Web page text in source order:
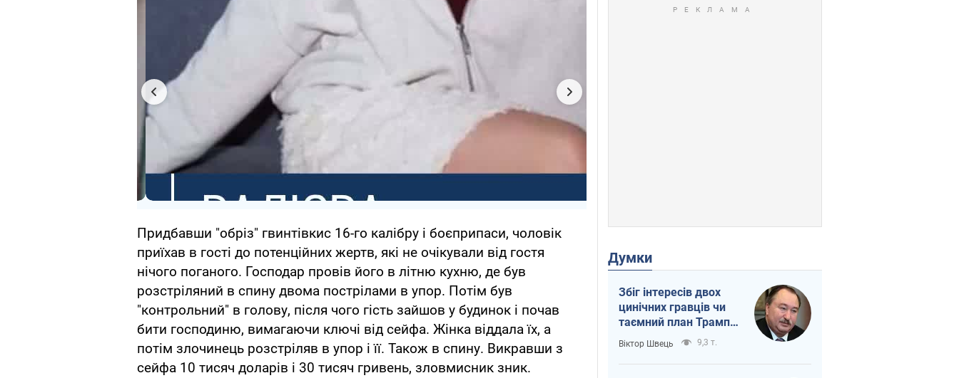
Придбавши "обріз" гвинтівкис 16-го калібру і боєприпаси, чоловік
приїхав в гості до потенційних жертв, які не очікували від гостя
нічого поганого. Господар провів його в літню кухню, де був
розстріляний в спину двома пострілами в упор. Потім був
"контрольний" в голову, після чого гість зайшов у будинок і почав
бити господиню, вимагаючи ключі від сейфа. Жінка віддала їх, а
потім злочинець розстріляв в упор і її. Також в спину. Викравши з
сейфа 10 тисяч доларів і 30 тисяч гривень, зловмисник зник.
Думки
Збіг інтересів двох
цинічних гравців чи
таємний план Трампа
і Путіна?
Віктор Швець 9,3 т.